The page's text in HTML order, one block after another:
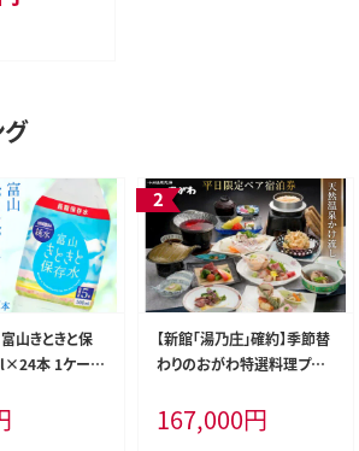
山きときと保
本 1ケース
ペットボトル
【新館「湯乃庄」確約】季節替
わりのおがわ特選料理プラ
川温泉元湯 ホテルおがわ /
富山県 朝日町 [34310209]
167,000円